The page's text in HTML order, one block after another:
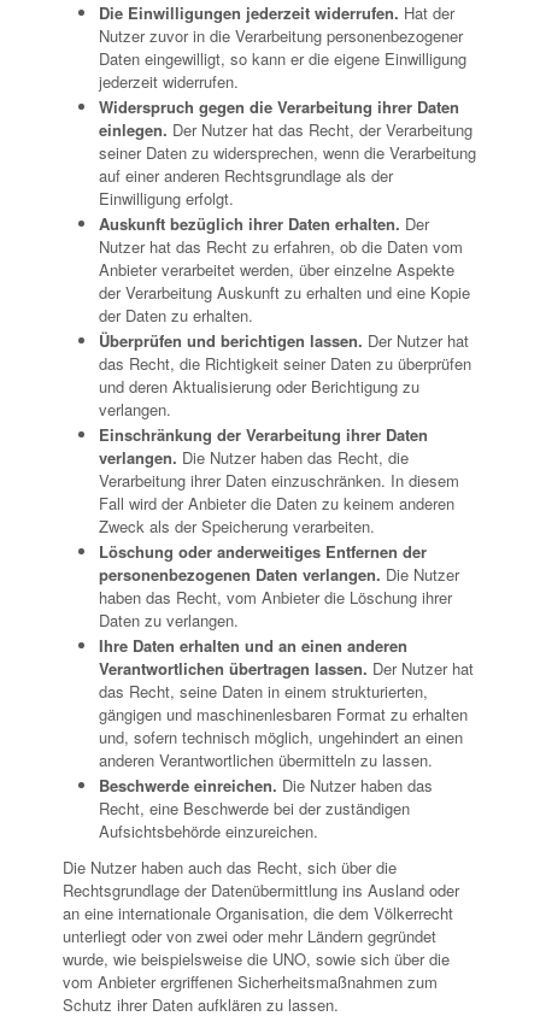
Die Einwilligungen jederzeit widerrufen. Hat der
Nutzer zuvor in die Verarbeitung personenbezogener
Daten eingewilligt, so kann er die eigene Einwilligung
jederzeit widerrufen.
Widerspruch gegen die Verarbeitung ihrer Daten
einlegen. Der Nutzer hat das Recht, der Verarbeitung
seiner Daten zu widersprechen, wenn die Verarbeitung
auf einer anderen Rechtsgrundlage als der
Einwilligung erfolgt.
Auskunft bezüglich ihrer Daten erhalten. Der
Nutzer hat das Recht zu erfahren, ob die Daten vom
Anbieter verarbeitet werden, über einzelne Aspekte
der Verarbeitung Auskunft zu erhalten und eine Kopie
der Daten zu erhalten.
Überprüfen und berichtigen lassen. Der Nutzer hat
das Recht, die Richtigkeit seiner Daten zu überprüfen
und deren Aktualisierung oder Berichtigung zu
verlangen.
Einschränkung der Verarbeitung ihrer Daten
verlangen. Die Nutzer haben das Recht, die
Verarbeitung ihrer Daten einzuschränken. In diesem
Fall wird der Anbieter die Daten zu keinem anderen
Zweck als der Speicherung verarbeiten.
Löschung oder anderweitiges Entfernen der
personenbezogenen Daten verlangen. Die Nutzer
haben das Recht, vom Anbieter die Löschung ihrer
Daten zu verlangen.
Ihre Daten erhalten und an einen anderen
Verantwortlichen übertragen lassen. Der Nutzer hat
das Recht, seine Daten in einem strukturierten,
gängigen und maschinenlesbaren Format zu erhalten
und, sofern technisch möglich, ungehindert an einen
anderen Verantwortlichen übermitteln zu lassen.
Beschwerde einreichen. Die Nutzer haben das
Recht, eine Beschwerde bei der zuständigen
Aufsichtsbehörde einzureichen.
Die Nutzer haben auch das Recht, sich über die
Rechtsgrundlage der Datenübermittlung ins Ausland oder
an eine internationale Organisation, die dem Völkerrecht
unterliegt oder von zwei oder mehr Ländern gegründet
wurde, wie beispielsweise die UNO, sowie sich über die
vom Anbieter ergriffenen Sicherheitsmaßnahmen zum
Schutz ihrer Daten aufklären zu lassen.